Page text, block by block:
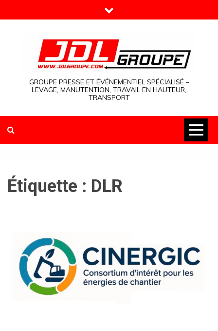
to
GROUPE PRESSE ET ÉVÉNEMENTIEL SPÉCIALISÉ –
LEVAGE, MANUTENTION, TRAVAIL EN HAUTEUR,
TRANSPORT
Étiquette : DLR